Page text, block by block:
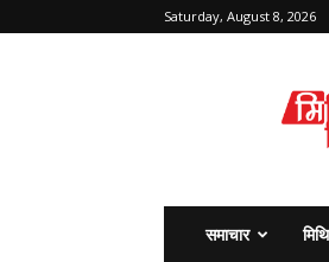
Saturday, August 8, 2026
समाचार